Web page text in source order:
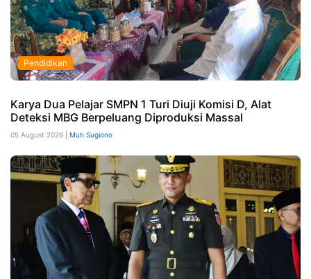
Pendidikan
Karya Dua Pelajar SMPN 1 Turi Diuji Komisi D, Alat
Deteksi MBG Berpeluang Diproduksi Massal
05 August 2026 | Muh Sugiono